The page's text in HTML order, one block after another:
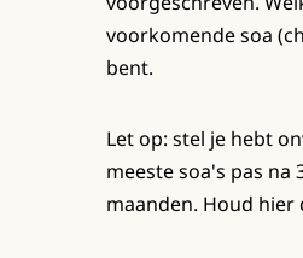
voorkomende soa
bent.
Let op: stel je hebt
meeste soa's pas na
maanden. Houd hier